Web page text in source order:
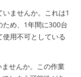
ませんか。これは1
め、 1年間に300台
用不可としている
せんか。この作業